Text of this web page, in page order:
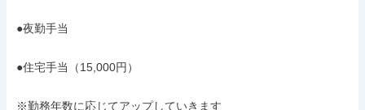
●夜勤手当
●住宅手当（15,000円）
※勤務年数に応じてアップしていきます